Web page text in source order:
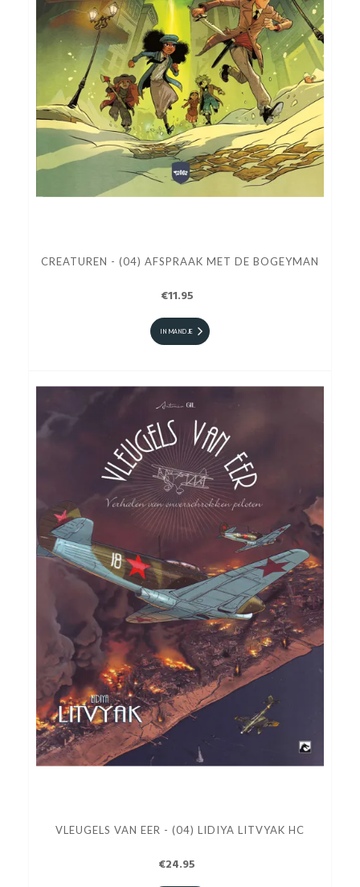
CREATUREN - (04) AFSPRAAK MET DE BOGEYMAN
€11.95
IN MANDJE
VLEUGELS VAN EER - (04) LIDIYA LITVYAK HC
€24.95